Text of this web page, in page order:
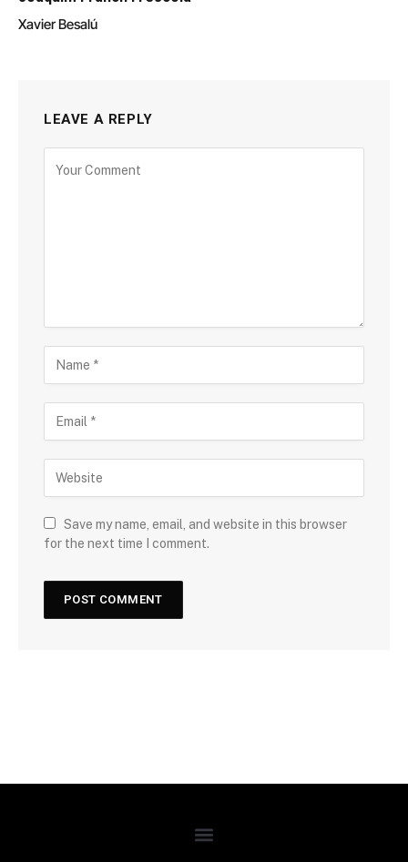
Xavier Besalú
LEAVE A REPLY
Save my name, email, and website in this browser
for the next time I comment.